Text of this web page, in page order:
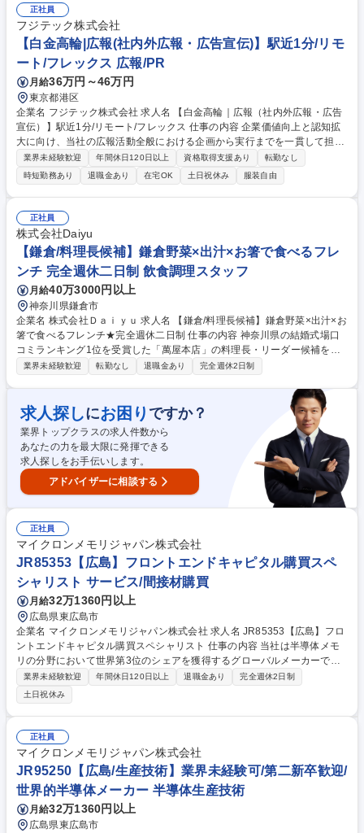
のデータベース管理・分析 ■販売/技術/生産課題の提案・調整・支援 ■各種
社内会議にむけた報告資料等の作成 ※必用な商品・技術知識は実務部門に
て教育をいたします。 募集職種 【平塚】商品企画/25年過去最高売上のタ
イヤメーカー
正社員
フジテック株式会社
【白金高輪|広報(社内外広報・広告宣伝)】駅近1分/リモ
ート/フレックス 広報/PR
月給36万円～46万円
東京都港区
企業名 フジテック株式会社 求人名 【白金高輪｜広報（社内外広報・広告
宣伝）】駅近1分/リモート/フレックス 仕事の内容 企業価値向上と認知拡
大に向け、当社の広報活動全般における企画から実行までを一貫して担当
します。プレスリリースの作成・配信、メディアや社内向け広報、広告宣
伝活動の立案など幅広くお任せします。 【具体的な業務】 ■プレスリリー
スの企画、作成、配信 ■メディアリレーションの構築、推進 ■インナーリ
レーション（社内広報） ■広告宣伝活動の立案、実行 ■ブランド浸透施策
の推進 【魅力】当社は国内だけでなく世界に事業展開するグローバル企業
です。企業ブランドのさらなる浸透や価値向上のため、社内外への発信を
一気通貫で主導できる裁量の大きさが魅力のポジションです。 募集職種
【白金高輪｜広報（社内外広報・広告宣伝）】駅近1分/リモート/フレック
ス
業界未経験歓迎 年間休日120日以上 資格取得支援あり
転勤なし
時短勤務あり
退職金あり 在宅OK 土日祝休み 服装自由
正社員
株式会社Daiyu
【鎌倉/料理長候補】鎌倉野菜×出汁×お箸で食べるフレ
ンチ 完全週休二日制 飲食調理スタッフ
月給40万3000円以上
神奈川県鎌倉市
企業名 株式会社Ｄａｉｙｕ 求人名 【鎌倉/料理長候補】鎌倉野菜×出汁×お
箸で食べるフレンチ★完全週休二日制 仕事の内容 神奈川県の結婚式場口
コミランキング1位を受賞した「萬屋本店」の料理長・リーダー候補を募
集中です。食材の仕込みや調理をメインにメニュー開発や食材の仕入れ、
け、料理クオリティ向上を目指し、若手スタッフの教育スキーム作り等を
行うこともあります。 ■ウェディングプランナーや他スタッフとの垣根を
なくし、店舗全体で「1つの婚礼」を作りあげることを重視しています。
■全ての婚礼において、全スタッフで綿密にすり合わせを行います。直接
接客をすることは少ないですが、私たちの料理がどのように楽しんでもら
えるのかを常に考えながら調理しています。 募集職種 【鎌倉/料理長候
補】鎌倉野菜×出汁×お箸で食べるフレンチ★完全週休二日制
業界未経験歓迎 転勤なし 退職金あり 完全週休2日制
求人探しにお困り ですか？
業界トップクラスの求人件数から
あなたの力を最大限に発揮できる
求人探しをお手伝いします。
アドバイザーに相談する
正社員
マイクロンメモリジャパン株式会社
JR85353【広島】フロントエンドキャピタル購買スペ
シャリスト サービス/間接材購買
月給32万1360円以上
広島県東広島市
企業名 マイクロンメモリジャパン株式会社 求人名 JR85353【広島】フロ
ントエンドキャピタル購買スペシャリスト 仕事の内容 当社は半導体メモ
リの分野において世界第3位のシェアを獲得するグローバルメーカーで
す。今回は、そんな当社のフロントエンドキャピタル購買スペシャリスト
として、下記の業務をお任せ致します。 【詳細】取引先とのコミュニケー
ション、パフォーマンス管理および交渉のための主要なカテゴリ(担当エ
リア)の窓口になります。この役割では、内部の関係者と協力して、継続
的な調達の成功のために取引先のパフォーマンスの総合的な見解を構築し
ます。カテゴリ戦略およびプロジェクトに関連の実行する責任があり、コ
スト削減の取り組み、供給体制の最適化、契約交渉等が含まれます。 募集
職種 JR85353【広島】フロントエンドキャピタル購買スペシャリスト
業界未経験歓迎 年間休日120日以上 退職金あり
完全週休2日制
土日祝休み
正社員
マイクロンメモリジャパン株式会社
JR95250【広島/生産技術】業界未経験可/第二新卒歓迎/
世界的半導体メーカー 半導体生産技術
月給32万1360円以上
広島県東広島市